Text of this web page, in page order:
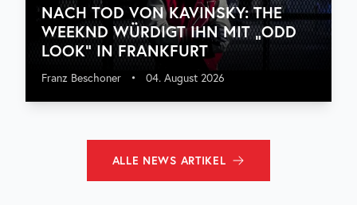
NACH TOD VON KAVINSKY: THE
WEEKND WÜRDIGT IHN MIT „ODD
LOOK“ IN FRANKFURT
Franz Beschoner • 04. August 2026
ALLE NEWS ARTIKEL